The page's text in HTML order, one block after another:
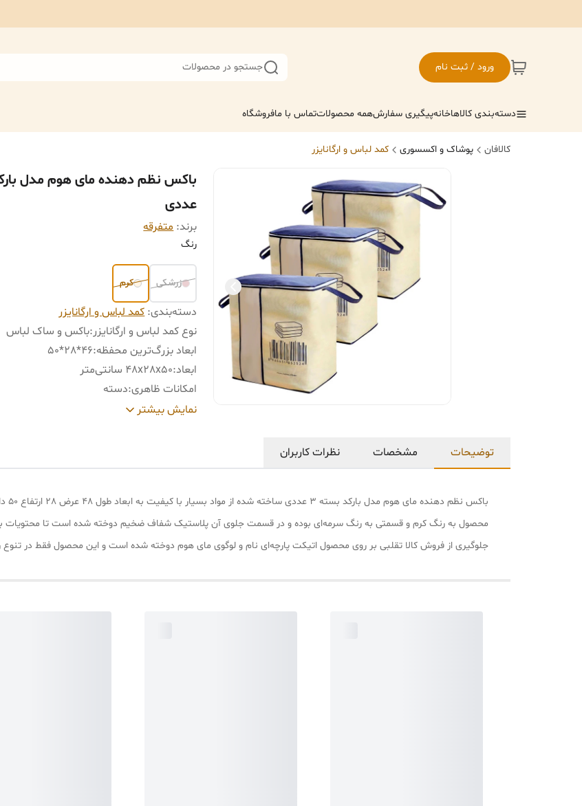
ورود / ثبت نام جستجو در محصولات
دسته‌بندی کالاهاخانهپیگیری سفارشهمه محصولاتتماس با مافروشگاه
کالافان پوشاک و اکسسوری کمد لباس و ارگانایزر
عددی
برند: متفرقه
رنگ
زرشکی کرم
دسته‌بندی:کمد لباس و ارگانایزر
نوع کمد لباس و ارگانایزر:باکس و ساک لباس
ابعاد بزرگ‌ترین محفظه:
46*28*50
ابعاد:48x28x50 سانتی‌متر
امکانات ظاهری:دسته
جنس :پارچه
نمایش بیشتر
توضیحات مشخصات نظرات کاربران
محصول به رنگ کرم و قسمتی به رنگ سرمه‌ای بوده و در قسمت جلوی آن پلاستیک شفاف ضخیم دوخته شده است تا محتویات
جلوگیری از فروش کالا تقلبی بر روی محصول اتیکت پارچه‌ای نام و لوگوی مای هوم دوخته شده است و این محصول فقط در